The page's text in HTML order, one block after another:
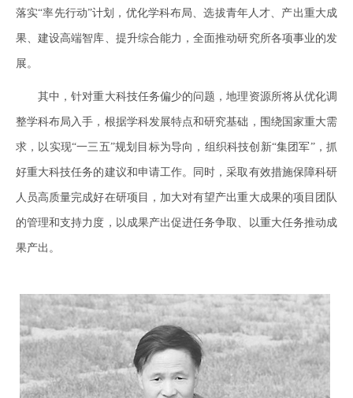
落实“率先行动”计划，优化学科布局、选拔青年人才、产出重大成
果、建设高端智库、提升综合能力，全面推动研究所各项事业的发
展。
其中，针对重大科技任务偏少的问题，地理资源所将从优化调
整学科布局入手，根据学科发展特点和研究基础，围绕国家重大需
求，以实现“一三五”规划目标为导向，组织科技创新“集团军”，抓
好重大科技任务的建议和申请工作。同时，采取有效措施保障科研
人员高质量完成好在研项目，加大对有望产出重大成果的项目团队
的管理和支持力度，以成果产出促进任务争取、以重大任务推动成
果产出。